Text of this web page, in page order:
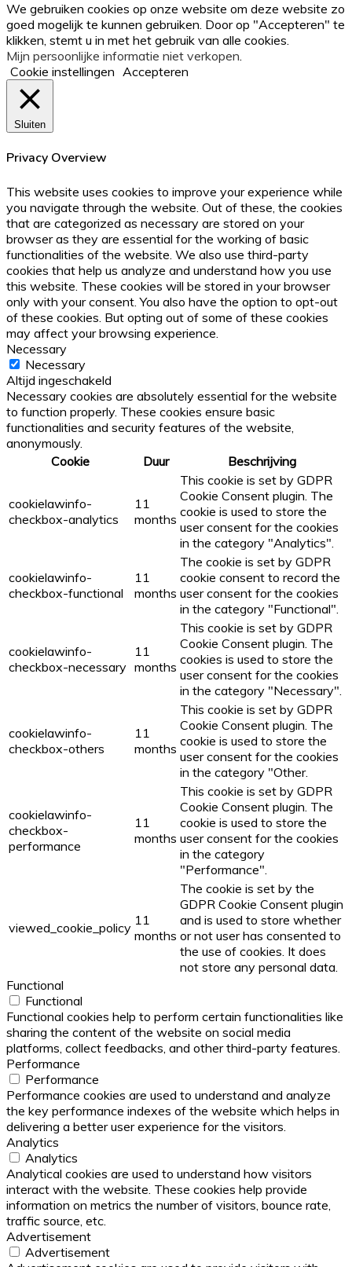
top
button
We gebruiken cookies op onze website om deze website zo
goed mogelijk te kunnen gebruiken. Door op "Accepteren" te
klikken, stemt u in met het gebruik van alle cookies.
Mijn persoonlijke informatie niet verkopen.
Cookie instellingen Accepteren
Sluiten
Privacy Overview
This website uses cookies to improve your experience while
you navigate through the website. Out of these, the cookies
that are categorized as necessary are stored on your
browser as they are essential for the working of basic
functionalities of the website. We also use third-party
cookies that help us analyze and understand how you use
this website. These cookies will be stored in your browser
only with your consent. You also have the option to opt-out
of these cookies. But opting out of some of these cookies
may affect your browsing experience.
Necessary
Necessary
Altijd ingeschakeld
Necessary cookies are absolutely essential for the website
to function properly. These cookies ensure basic
functionalities and security features of the website,
anonymously.
Cookie
Duur Beschrijving
cookielawinfo-
checkbox-analytics
11
months
This cookie is set by GDPR
Cookie Consent plugin. The
cookie is used to store the
user consent for the cookies
in the category "Analytics".
cookielawinfo-
checkbox-functional
11
months
The cookie is set by GDPR
cookie consent to record the
user consent for the cookies
in the category "Functional".
cookielawinfo-
checkbox-necessary
11
months
This cookie is set by GDPR
Cookie Consent plugin. The
cookies is used to store the
user consent for the cookies
in the category "Necessary".
cookielawinfo-
checkbox-others
11
months
This cookie is set by GDPR
Cookie Consent plugin. The
cookie is used to store the
user consent for the cookies
in the category "Other.
cookielawinfo-
checkbox-
performance
11
months
This cookie is set by GDPR
Cookie Consent plugin. The
cookie is used to store the
user consent for the cookies
in the category
"Performance".
viewed_cookie_policy 11
months
The cookie is set by the
GDPR Cookie Consent plugin
and is used to store whether
or not user has consented to
the use of cookies. It does
not store any personal data.
Functional
Functional
Functional cookies help to perform certain functionalities like
sharing the content of the website on social media
platforms, collect feedbacks, and other third-party features.
Performance
Performance
Performance cookies are used to understand and analyze
the key performance indexes of the website which helps in
delivering a better user experience for the visitors.
Analytics
Analytics
Analytical cookies are used to understand how visitors
interact with the website. These cookies help provide
information on metrics the number of visitors, bounce rate,
traffic source, etc.
Advertisement
Advertisement